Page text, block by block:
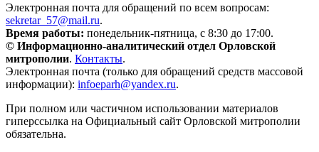
Электронная почта для обращений по всем вопросам:
sekretar_57@mail.ru.
Время работы: понедельник-пятница, с 8:30 до 17:00.
© Информационно-аналитический отдел Орловской
митрополии. Контакты.
Электронная почта (только для обращений средств массовой
информации): infoeparh@yandex.ru.
При полном или частичном использовании материалов
гиперссылка на Официальный сайт Орловской митрополии
обязательна.